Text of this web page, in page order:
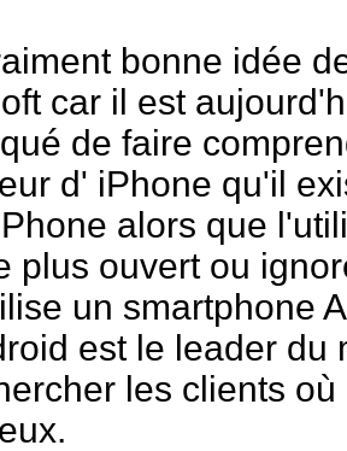
bonne idée
car il est
de faire
d' iPhone qu'il
alors que
plus ouvert ou
un smartphone
est le leader du
les clients